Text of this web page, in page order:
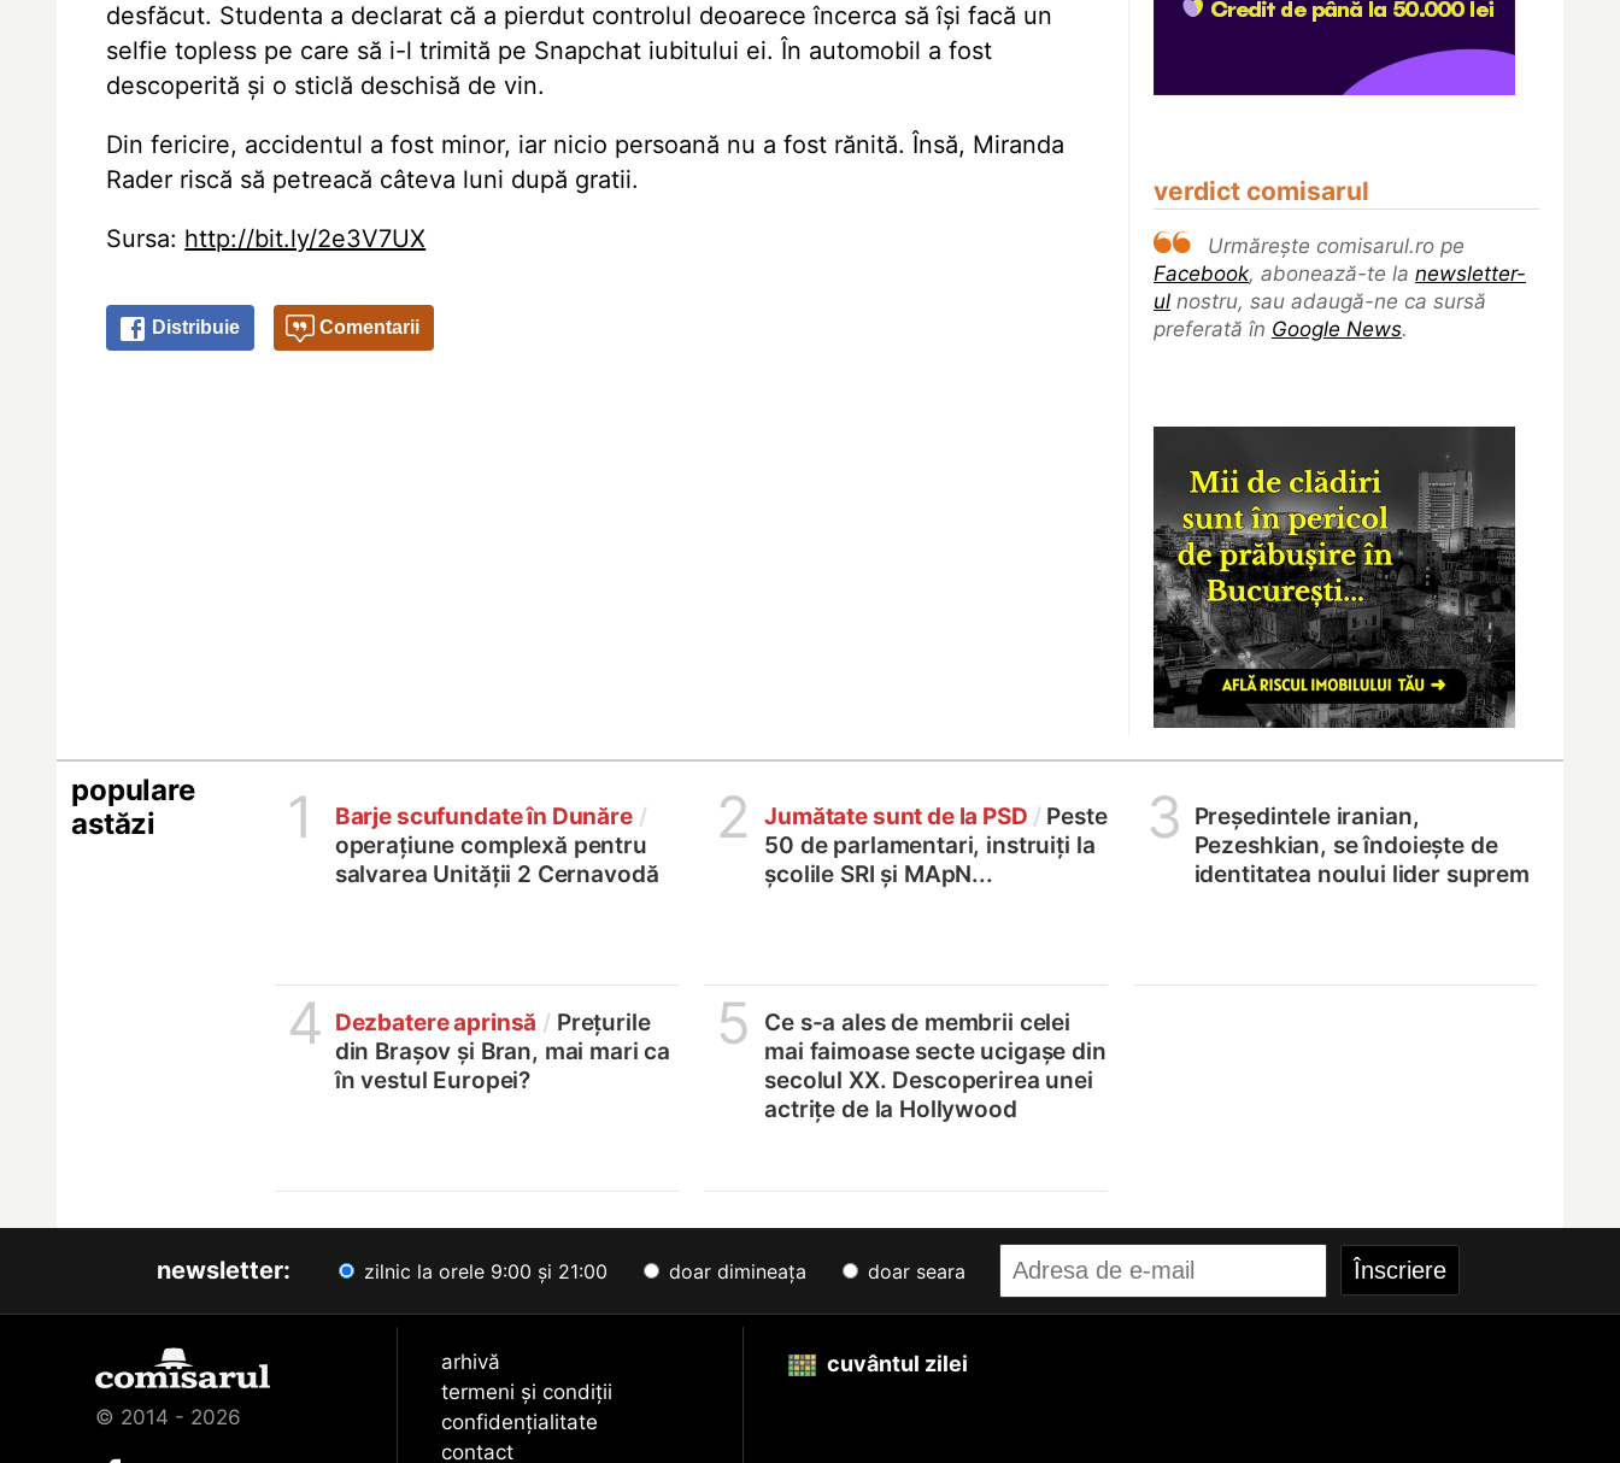
verdict comisarul
Urmărește comisarul.ro pe
Facebook, abonează-te la newsletter-
ul nostru, sau adaugă-ne ca sursă
preferată în Google News.
desfăcut. Studenta a declarat că a pierdut controlul deoarece încerca să îşi facă un
selfie topless pe care să i-l trimită pe Snapchat iubitului ei. În automobil a fost
descoperită şi o sticlă deschisă de vin.
Din fericire, accidentul a fost minor, iar nicio persoană nu a fost rănită. Însă, Miranda
Rader riscă să petreacă câteva luni după gratii.
Sursa: http://bit.ly/2e3V7UX
Distribuie Comentarii
populare
astăzi
1 Barje scufundate în Dunăre /
operațiune complexă pentru
salvarea Unității 2 Cernavodă
2 Jumătate sunt de la PSD / Peste
50 de parlamentari, instruiți la
școlile SRI și MApN...
3
Președintele iranian,
Pezeshkian, se îndoiește de
identitatea noului lider suprem
4 Dezbatere aprinsă / Prețurile
din Brașov și Bran, mai mari ca
în vestul Europei?
5
Ce s-a ales de membrii celei
mai faimoase secte ucigașe din
secolul XX. Descoperirea unei
actrițe de la Hollywood
newsletter: zilnic la orele 9:00 și 21:00 doar dimineața doar seara
© 2014 - 2026
arhivă
termeni și condiții
confidențialitate
contact
cuvântul zilei